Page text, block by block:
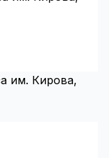
им. Кирова,